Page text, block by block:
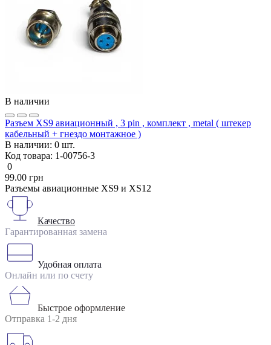
В наличии
Разъем XS9 авиационный , 3 pin , комплект , metal ( штекер
кабельный + гнездо монтажное )
В наличии: 0 шт.
Код товара: 1-00756-3
0
99.00 грн
Разъемы авиационные XS9 и XS12
Качество
Гарантированная замена
Удобная оплата
Онлайн или по счету
Быстрое оформление
Отправка 1-2 дня